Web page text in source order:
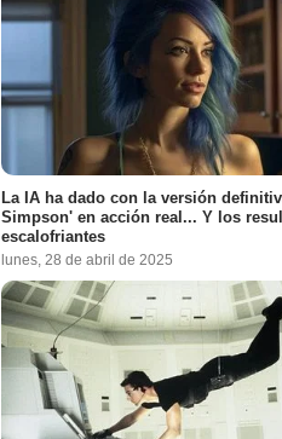
La IA ha dado con la versión
Simpson' en acción real... Y los
escalofriantes
lunes, 28 de abril de 2025